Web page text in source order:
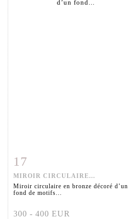
17
MIROIR CIRCULAIRE...
Miroir circulaire en bronze décoré d’un
fond de motifs...
300 - 400 EUR